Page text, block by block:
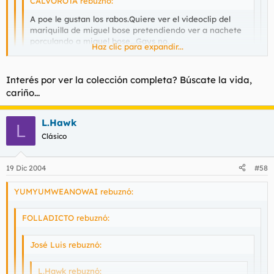
A poe le gustan los rabos.Quiere ver el videoclip del
mariquilla de miguel bose pretendiendo ver a nachete
porculando a miguel bose...Gays no.
vez a todos.
Haz clic para expandir...
Incluyendo a tu padre.
[imagenes dañinas]
Sr cabronias.... por qué hace llorar así al niño jesús??
Por otra parte... de donde coño ha sacado esas fotos.
degenerado de mierda??
Haz clic para expandir...
Interés por ver la colección completa? Búscate la vida,
cariño...
L L.Hawk
Clásico
19 Dic 2004 #58
YUMYUMWEANOWAI rebuznó:
FOLLADICTO rebuznó:
José Luis rebuznó:
L.Hawk rebuznó: